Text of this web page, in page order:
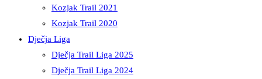
Kozjak Trail 2021
Kozjak Trail 2020
Dječja Liga
Dječja Trail Liga 2025
Dječja Trail Liga 2024